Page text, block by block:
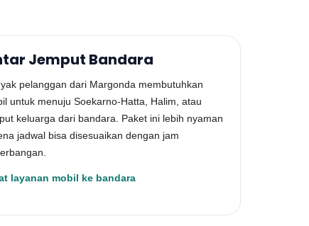
Jemput Bandara
pelanggan dari Margonda membutuhkan
untuk menuju Soekarno-Hatta, Halim, atau
keluarga dari bandara. Paket ini lebih nyaman
jadwal bisa disesuaikan dengan jam
layanan mobil ke bandara